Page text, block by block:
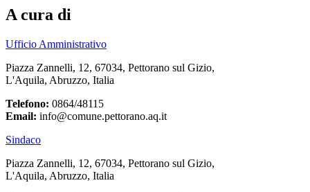
A cura di
Ufficio Amministrativo
Piazza Zannelli, 12, 67034, Pettorano sul Gizio,
L'Aquila, Abruzzo, Italia
Telefono: 0864/48115
Email: info@comune.pettorano.aq.it
Sindaco
Piazza Zannelli, 12, 67034, Pettorano sul Gizio,
L'Aquila, Abruzzo, Italia